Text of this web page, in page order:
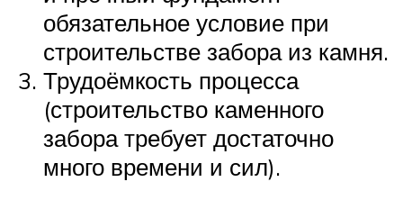
обязательное условие при
строительстве забора из камня.
Трудоёмкость процесса
(строительство каменного
забора требует достаточно
много времени и сил).